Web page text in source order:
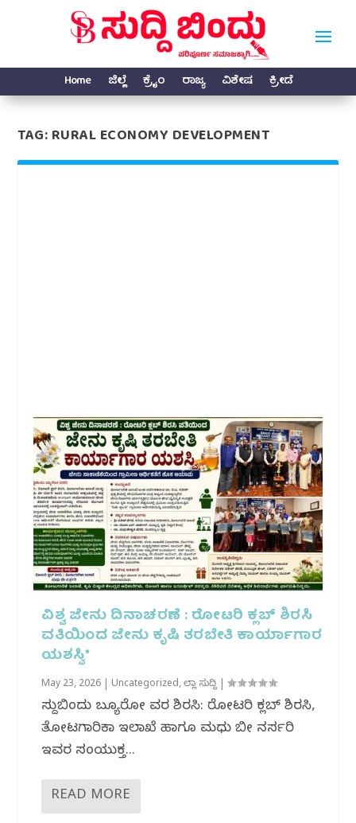
Home ಜಿಲ್ಲೆ ಕ್ರೈಂ ರಾಜ್ಯ ವಿಶೇಷ ಕ್ರೀಡೆ
TAG:RURAL ECONOMY DEVELOPMENT
ವಿಶ್ವ ಜೇನು ದಿನಾಚರಣೆ : ರೋಟರಿ ಕ್ಲಬ್ ಶಿರಸಿ
ವತಿಯಿಂದ ಜೇನು ಕೃಷಿ ತರಬೇತಿ ಕಾರ್ಯಾಗಾರ
ಯಶಸ್ವಿ*
May 23, 2026 Uncategorized,ಜಿಲ್ಲಾ ಸುದ್ದಿ |
ಸುದ್ದಿಬಿಂದು ಬ್ಯೂರೋ ವರದಿ ಶಿರಸಿ: ರೋಟರಿ ಕ್ಲಬ್ ಶಿರಸಿ,
ತೋಟಗಾರಿಕಾ ಇಲಾಖೆ ಹಾಗೂ ಮಧು ಬೀ ನರ್ಸರಿ
ಇವರ ಸಂಯುಕ್ತ...
READ MORE